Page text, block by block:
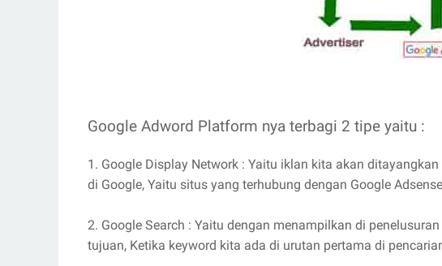
Google Adword Platform nya terbagi 2 tipe yaitu :
1. Google Display Network : Yaitu iklan kita akan
di Google, Yaitu situs yang terhubung dengan Google
2. Google Search : Yaitu dengan menampilkan di
tujuan, Ketika keyword kita ada di urutan pertama di